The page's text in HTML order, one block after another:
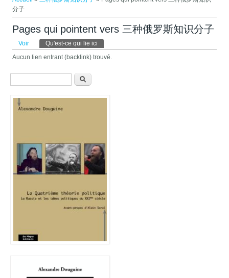
分子
Pages qui pointent vers 三种俄罗斯知识分子
Onglets principaux
Voir Qu'est-ce qui lie ici
Aucun lien entrant (backlink) trouvé.
Formulaire de recherche